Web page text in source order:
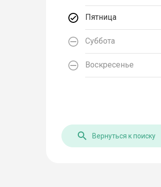
Пятница
Суббота
Воскресенье
Вернуться к поиску